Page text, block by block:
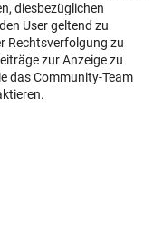
diesbezüglichen
User geltend zu
Rechtsverfolgung zu
zur Anzeige zu
das Community-Team